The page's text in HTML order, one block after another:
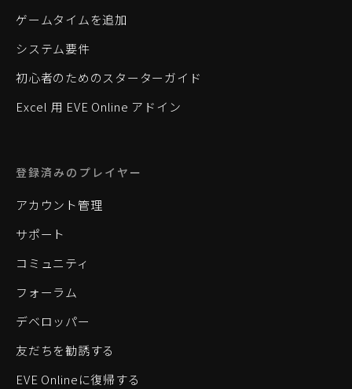
ゲームタイムを追加
システム要件
初心者のためのスターターガイド
Excel 用 EVE Online アドイン
登録済みのプレイヤー
アカウント管理
サポート
コミュニティ
フォーラム
デベロッパー
友だちを勧誘する
EVE Onlineに復帰する